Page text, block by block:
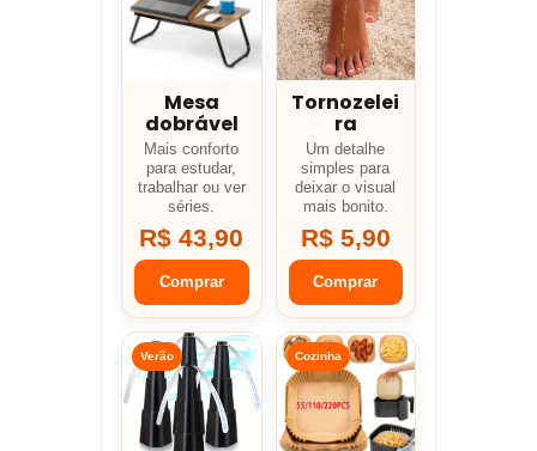
Mesa
dobrável
Mais conforto
para estudar,
trabalhar ou ver
séries.
R$ 43,90
Comprar
Tornozelei
ra
Um detalhe
simples para
deixar o visual
mais bonito.
R$ 5,90
Comprar
Verão Cozinha